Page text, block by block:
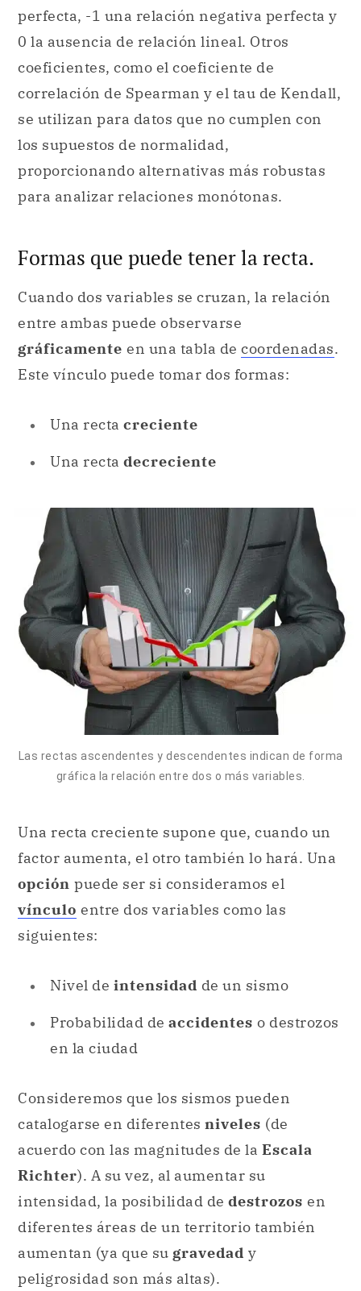
perfecta, -1 una relación negativa perfecta y
0 la ausencia de relación lineal. Otros
coeficientes, como el coeficiente de
correlación de Spearman y el tau de Kendall,
se utilizan para datos que no cumplen con
los supuestos de normalidad,
proporcionando alternativas más robustas
para analizar relaciones monótonas.
Formas que puede tener la recta.
Cuando dos variables se cruzan, la relación
entre ambas puede observarse
gráficamente en una tabla de coordenadas.
Este vínculo puede tomar dos formas:
Una recta creciente
Una recta decreciente
Las rectas ascendentes y descendentes indican de forma
gráfica la relación entre dos o más variables.
Una recta creciente supone que, cuando un
factor aumenta, el otro también lo hará. Una
opción puede ser si consideramos el
vínculo entre dos variables como las
siguientes:
Nivel de intensidad de un sismo
Probabilidad de accidentes o destrozos
en la ciudad
Consideremos que los sismos pueden
catalogarse en diferentes niveles (de
acuerdo con las magnitudes de la Escala
Richter). A su vez, al aumentar su
intensidad, la posibilidad de destrozos en
diferentes áreas de un territorio también
aumentan (ya que su gravedad y
peligrosidad son más altas).